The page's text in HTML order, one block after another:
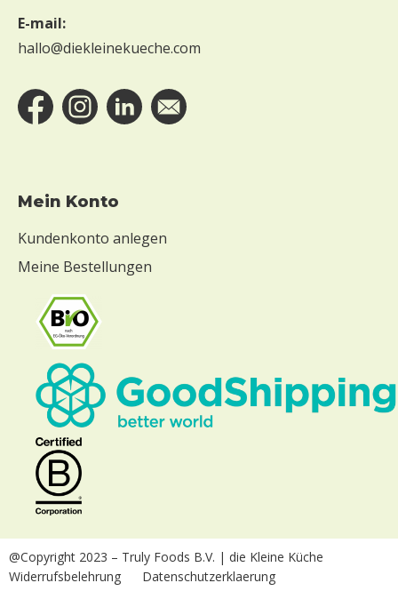
E-mail:
hallo@diekleinekueche.com
Mein Konto
Kundenkonto anlegen
Meine Bestellungen
@Copyright 2023 – Truly Foods B.V. | die Kleine Küche
Widerrufsbelehrung
Datenschutzerklaerung